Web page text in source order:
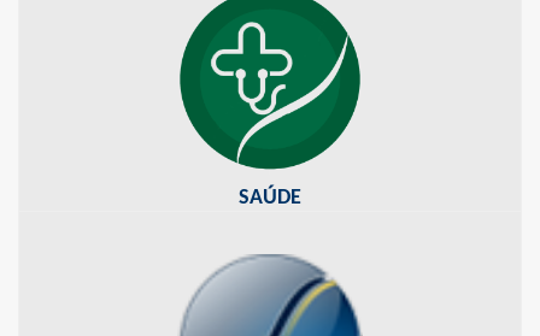
SAÚDE
Informações sobre exames, postos de atendimento, filas, dentre
outros
PORTAL DO SERVIDOR
Acesse ao contracheque, ficha anual, formulários, dentre outros